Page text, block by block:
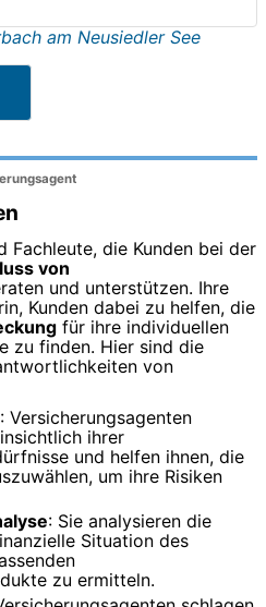
am Neusiedler See
Fachleute, die Kunden bei der
von
und unterstützen. Ihre
Kunden dabei zu helfen, die
für ihre individuellen
zu finden. Hier sind die
von
: Versicherungsagenten
ihrer
und helfen ihnen, die
um ihre Risiken
: Sie analysieren die
Situation des
zu ermitteln.